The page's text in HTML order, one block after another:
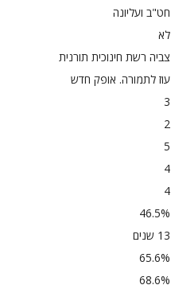
חט"ב ועליונה
לא
צביה רשת חינוכית תורנית
עוז לתמורה. אופק חדש
3
2
5
4
4
46.5%
13 שנים
65.6%
68.6%